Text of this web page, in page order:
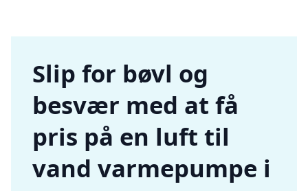
Slip for bøvl og
besvær med at få
pris på en luft til
vand varmepumpe i